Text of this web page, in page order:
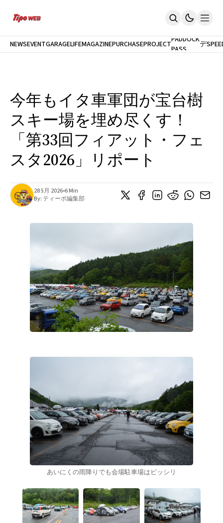
Home
最新モデル試乗
GarageLife
定期購読
雑誌
メルマガ登録
ログイン
新規会員登録
NEWSEVENTGARAGELIFEMAGAZINEPURCHASEPROJECTPADDOCK
PASS
最
新
モ
デ
ル
今年もイタ車軍団が宝台樹
スキー場を埋め尽くす！
「第33回フィアット・フェ
スタ2026」リポート
28 5月 2026•6 Min
By: ティーポ編集部
あいにくの雨降りでも会場駐車場はビッシリ